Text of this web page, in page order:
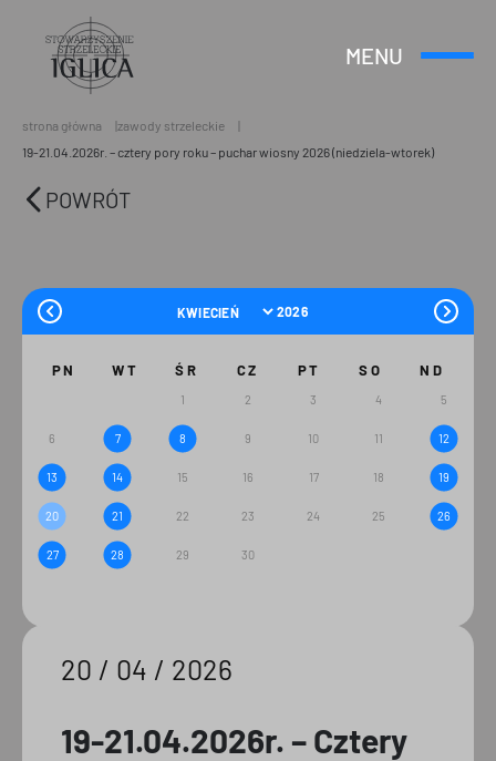
Header
Logo
MENU
Otwórz
strona główna
zawody strzeleckie
19-21.04.2026r. – cztery pory roku – puchar wiosny 2026 (niedziela-wtorek)
POWRÓT
20 / 04 / 2026
19-21.04.2026r. – Cztery
PN WT ŚR CZ PT SO ND
1 2 3 4 5
6 7 8 9 10 11 12
13 14 15 16 17 18 19
20 21 22 23 24 25 26
27 28 29 30